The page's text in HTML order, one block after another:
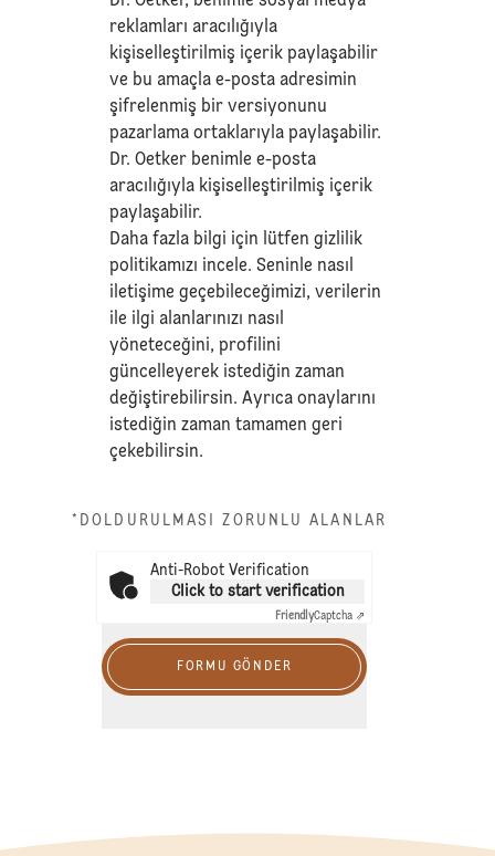
reklamları aracılığıyla
kişiselleştirilmiş içerik paylaşabilir
ve bu amaçla e-posta adresimin
şifrelenmiş bir versiyonunu
pazarlama ortaklarıyla paylaşabilir.
Dr. Oetker benimle e-posta
aracılığıyla kişiselleştirilmiş içerik
paylaşabilir.
Daha fazla bilgi için lütfengizlilik
politikamızı incele. Seninle nasıl
iletişime geçebileceğimizi, verilerin
ile ilgi alanlarınızı nasıl
yöneteceğini, profilini
güncelleyerek istediğin zaman
değiştirebilirsin. Ayrıca onaylarını
istediğin zaman tamamen geri
çekebilirsin.
*DOLDURULMASI ZORUNLU ALANLAR
Anti-Robot Verification
Click to start verification
FriendlyCaptcha ⇗
FORMU GÖNDER